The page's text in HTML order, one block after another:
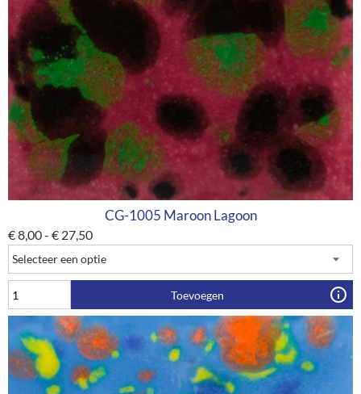
CG-1005 Maroon Lagoon
€8,00- € 27,50
Toevoegen